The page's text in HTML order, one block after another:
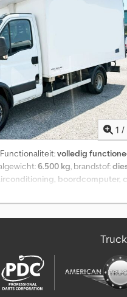
1 /
volledig
6.500 kg, brandstof:
boordcomputer,